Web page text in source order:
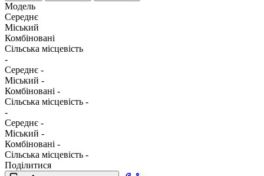
Модель
Середнє
Міський
Комбіновані
Сільська місцевість
-
Середнє -
Міський -
Комбіновані -
Сільська місцевість -
-
Середнє -
Міський -
Комбіновані -
Сільська місцевість -
Поділитися